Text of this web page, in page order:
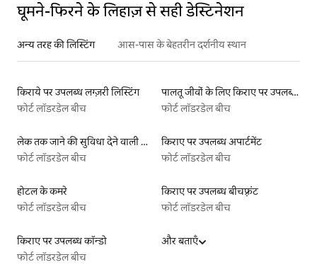
घूमने-फिरने के लिहाज़ से सही डेस्टिनेशन
अन्य तरह की लिस्टिंग आस-पास के बेहतरीन दर्शनीय स्थान
किराये पर उपलब्ध लग्ज़री लिस्टिंग
फोर्ट लॉडरडेल बीच
पालतू जीवों के लिए किराए पर उपलब्ध लिस्टिंग
फोर्ट लॉडरडेल बीच
लेक तक जाने की सुविधा देने वाली किराये पर उपलब्ध लिस्टिंग
फोर्ट लॉडरडेल बीच
किराए पर उपलब्ध अपार्टमेंट
फोर्ट लॉडरडेल बीच
होटल के कमरे
फोर्ट लॉडरडेल बीच
किराए पर उपलब्ध बीचफ़्रंट
फोर्ट लॉडरडेल बीच
किराए पर उपलब्ध कॉन्डो
फोर्ट लॉडरडेल बीच
और बताएँ